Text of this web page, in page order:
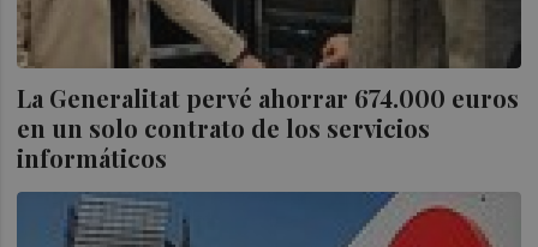
La Generalitat pervé ahorrar 674.000 euros
en un solo contrato de los servicios
informáticos